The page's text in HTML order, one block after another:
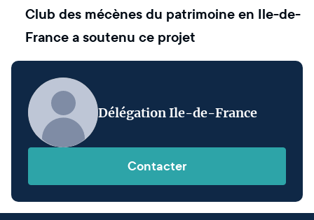
Club des mécènes du patrimoine en Ile-de-
Francea soutenu ce projet
Délégation Ile-de-France
Contacter